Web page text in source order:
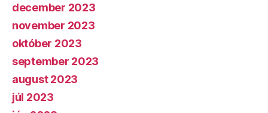
december 2023
november 2023
október 2023
september 2023
august 2023
júl 2023